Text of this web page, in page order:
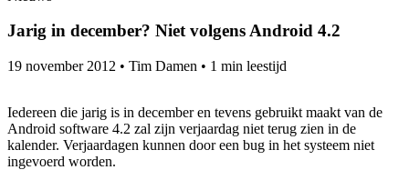
Jarig in december? Niet volgens Android 4.2
19 november 2012 • Tim Damen • 1 min leestijd
Iedereen die jarig is in december en tevens gebruikt maakt van de
Android software 4.2 zal zijn verjaardag niet terug zien in de
kalender. Verjaardagen kunnen door een bug in het systeem niet
ingevoerd worden.